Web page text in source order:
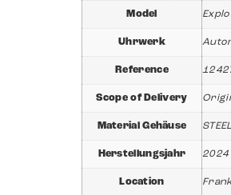
Model
Uhrwerk
Reference
Scope of Delivery
Material Gehäuse STEEL
Herstellungsjahr 2024
Location